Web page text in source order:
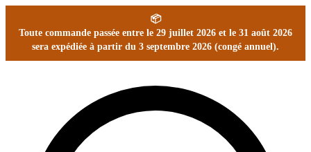
📦
Toute commande passée entre le 29 juillet 2026 et le 31 août 2026
sera expédiée à partir du 3 septembre 2026 (congé annuel).